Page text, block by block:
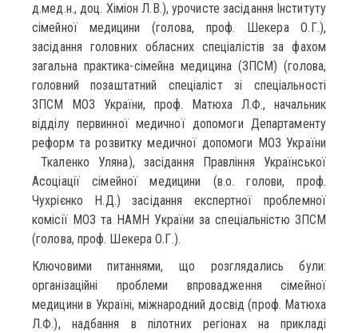
д.мед.н., доц. Хіміон Л.В.), урочисте засідання Інституту
сімейної медицини (голова, проф. Шекера О.Г.),
засідання головних обласних спеціалістів за фахом
загальна практика-сімейна медицина (ЗПСМ) (голова,
головний позаштатний спеціаліст зі спеціальності
ЗПСМ МОЗ України, проф. Матюха Л.Ф., начальник
відділу первинної медичної допомоги Департаменту
реформ та розвитку медичної допомоги МОЗ України
Ткаленко Уляна), засідання Правління Української
Асоціації сімейної медицини (в.о. голови, проф.
Чухрієнко Н.Д.) засідання експертної проблемної
комісії МОЗ та НАМН України за спеціальністю ЗПСМ
(голова, проф. Шекера О.Г.).
Ключовими питаннями, що розглядались були:
організаційні проблеми впровадження сімейної
медицини в Україні, міжнародний досвід (проф. Матюха
Л.Ф.), надбання в пілотних регіонах на прикладі